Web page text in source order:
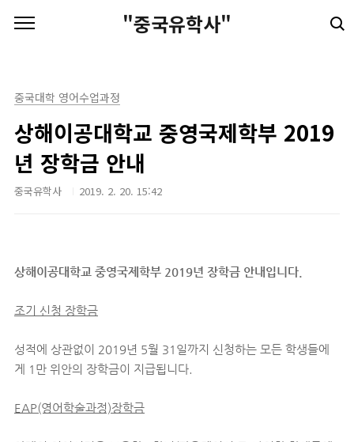
"중국유학사"
중국대학 영어수업과정
상해이공대학교 중영국제학부 2019
년 장학금 안내
중국유학사 2019. 2. 20. 15:42
상해이공대학교 중영국제학부 2019년 장학금 안내입니다.
조기 신청 장학금
성적에 상관없이 2019년 5월 31일까지 신청하는 모든 학생들에
게 1만 위안의 장학금이 지급됩니다.
EAP(영어학술과정)장학금